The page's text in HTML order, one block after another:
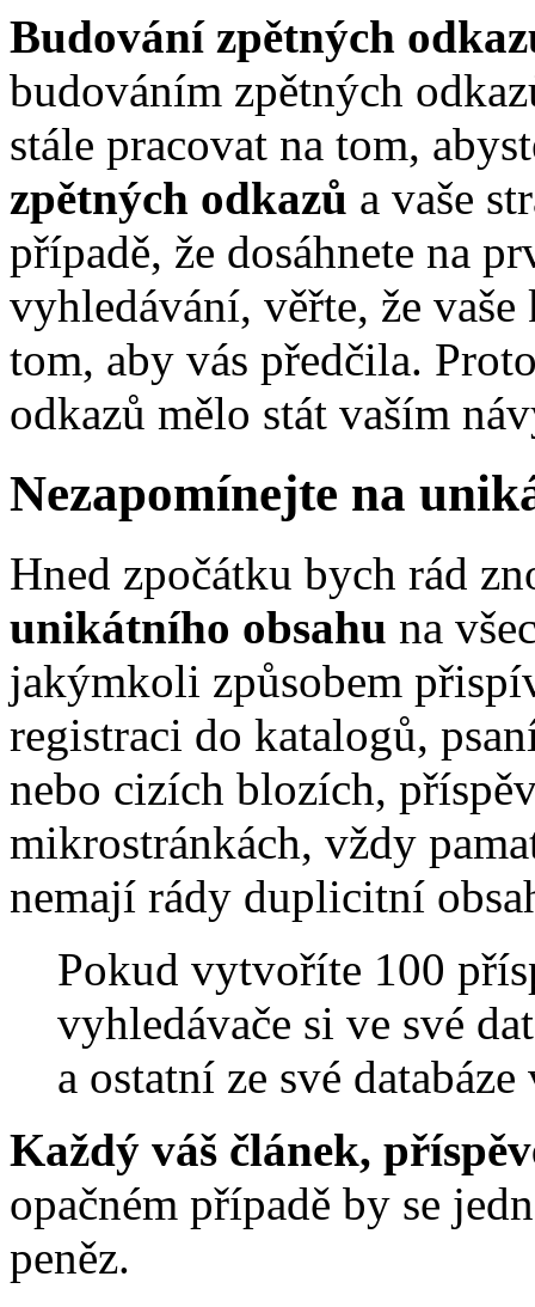
Budování zpětných
budováním zpětných
stále pracovat na tom,
zpětných odkazů a vaše
případě, že dosáhnete na
vyhledávání, věřte, že
tom, aby vás předčila.
odkazů mělo stát vaším
Nezapomínejte na
Hned zpočátku bych rád
unikátního obsahu na
jakýmkoli způsobem
registraci do katalogů,
nebo cizích blozích,
mikrostránkách, vždy
nemají rády duplicitní
Pokud vytvoříte 100
vyhledávače si ve své
a ostatní ze své
Každý váš článek,
opačném případě by se
peněz.